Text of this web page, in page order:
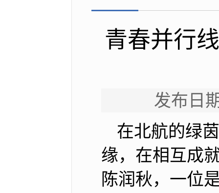
青春并行
发布日
在北航的绿
缘，在相互成
陈润秋，一位